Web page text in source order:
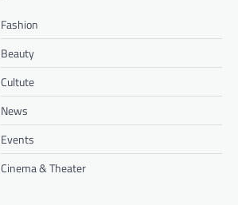
Fashion
Beauty
Cultute
News
Events
Cinema & Theater